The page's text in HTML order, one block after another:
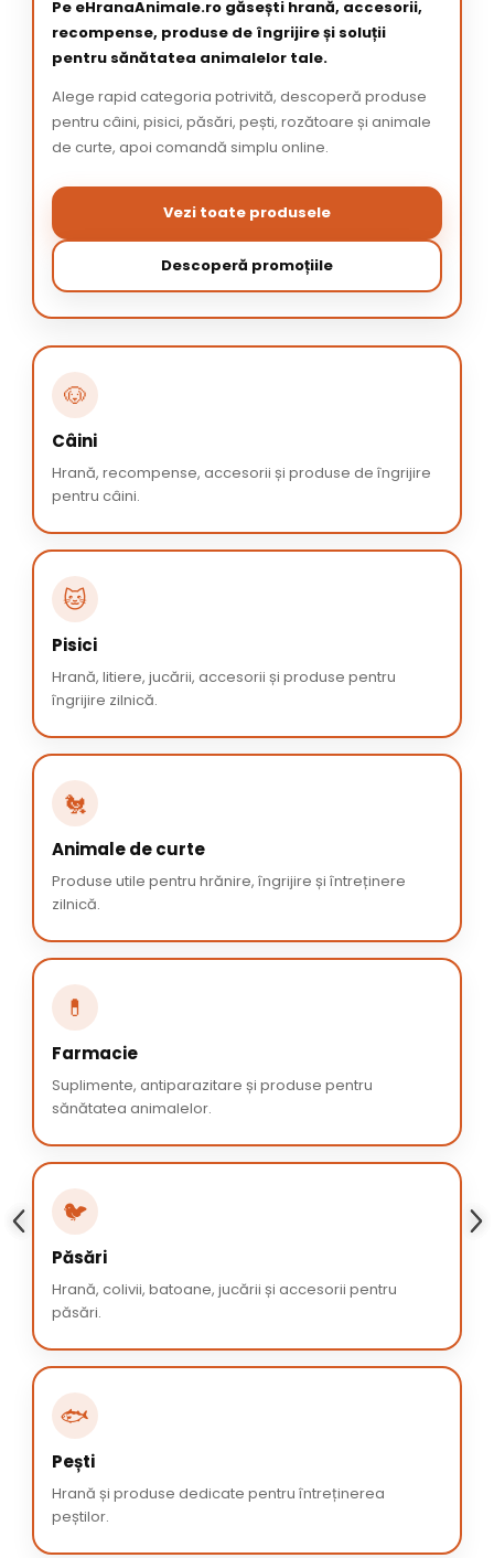
Pe eHranaAnimale.ro găsești hrană, accesorii,
recompense, produse de îngrijire și soluții
pentru sănătatea animalelor tale.
Alege rapid categoria potrivită, descoperă produse
pentru câini, pisici, păsări, pești, rozătoare și animale
de curte, apoi comandă simplu online.
Vezi toate produsele
Descoperă promoțiile
🐶
Câini
Hrană, recompense, accesorii și produse de îngrijire
pentru câini.
🐱
Pisici
Hrană, litiere, jucării, accesorii și produse pentru
îngrijire zilnică.
🐔
Animale de curte
Produse utile pentru hrănire, îngrijire și întreținere
zilnică.
💊
Farmacie
Suplimente, antiparazitare și produse pentru
sănătatea animalelor.
🐦
Păsări
Hrană, colivii, batoane, jucării și accesorii pentru
păsări.
🐟
Pești
Hrană și produse dedicate pentru întreținerea
peștilor.